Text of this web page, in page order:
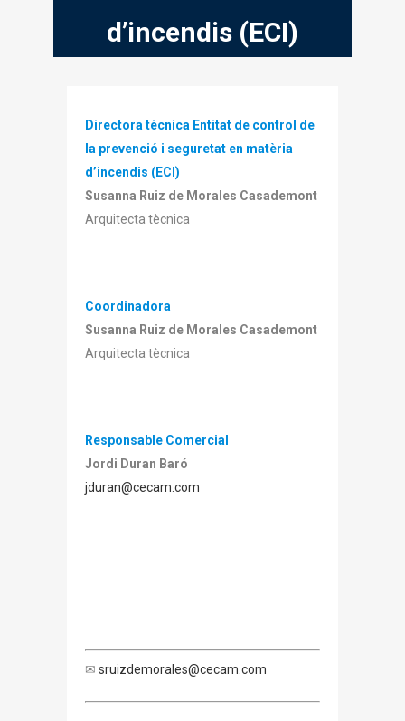
d’incendis (ECI)
Directora tècnica Entitat de control de
la prevenció i seguretat en matèria
d’incendis (ECI)
Susanna Ruiz de Morales Casademont
Arquitecta tècnica
Coordinadora
Susanna Ruiz de Morales Casademont
Arquitecta tècnica
Responsable Comercial
Jordi Duran Baró
jduran@cecam.com
✉ sruizdemorales@cecam.com